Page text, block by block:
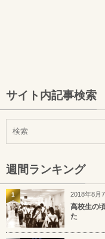
サイト内記事検索
週間ランキング
2018年8月
高校生の
た
1